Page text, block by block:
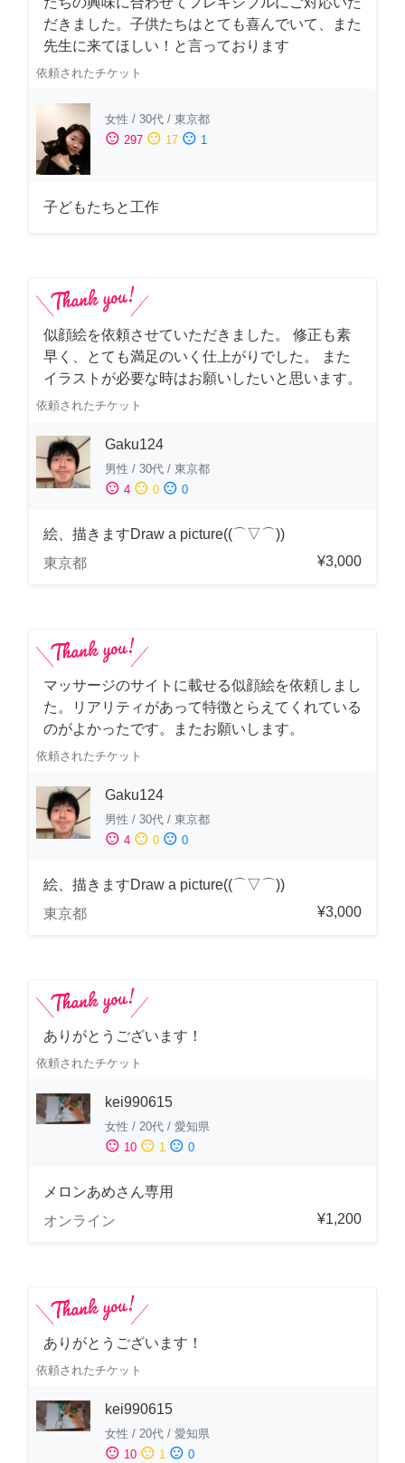
だきました。子供たちはとても喜んでいて、また
先生に来てほしい！と言っております
依頼されたチケット
女性 / 30代 / 東京都
sentiment_satisfied 297 sentiment_neutral 17 sentiment_dissatisfied 1
子どもたちと工作
似顔絵を依頼させていただきました。 修正も素
早く、とても満足のいく仕上がりでした。 また
イラストが必要な時はお願いしたいと思います。
依頼されたチケット
Gaku124
男性 / 30代 / 東京都
sentiment_satisfied 4 sentiment_neutral 0 sentiment_dissatisfied 0
絵、描きますDraw a picture((⌒▽⌒))
東京都
¥3,000
マッサージのサイトに載せる似顔絵を依頼しまし
た。リアリティがあって特徴とらえてくれている
のがよかったです。またお願いします。
依頼されたチケット
Gaku124
男性 / 30代 / 東京都
sentiment_satisfied 4 sentiment_neutral 0 sentiment_dissatisfied 0
絵、描きますDraw a picture((⌒▽⌒))
東京都
¥3,000
ありがとうございます！
依頼されたチケット
kei990615
女性 / 20代 / 愛知県
sentiment_satisfied 10 sentiment_neutral 1 sentiment_dissatisfied 0
メロンあめさん専用
オンライン
¥1,200
ありがとうございます！
依頼されたチケット
kei990615
女性 / 20代 / 愛知県
sentiment_satisfied 10 sentiment_neutral 1 sentiment_dissatisfied 0